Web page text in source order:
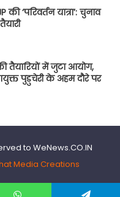
‘परिवर्तन यात्रा’: चुनाव
तैयारियों में जुटा आयोग,
पुडुचेरी के अहम दौरे पर
to WeNews.CO.IN
Media Creations